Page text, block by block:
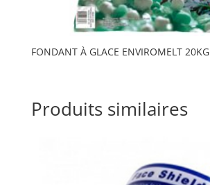
FONDANT À GLACE ENVIROMELT 20KG
Produits similaires